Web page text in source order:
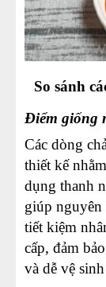
So sánh
Điểm giống
Các dòng
thiết kế
dụng thanh
giúp nguyên
tiết kiệm
cấp, đảm
và dễ vệ